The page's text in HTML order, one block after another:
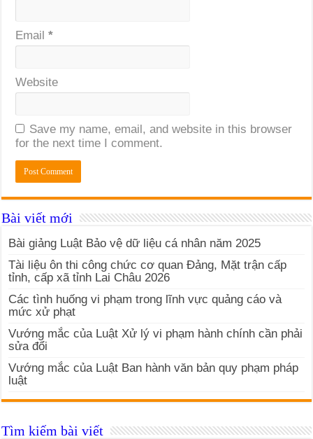
Email*
Website
Save my name, email, and website in this browser
for the next time I comment.
Bài viết mới
Bài giảng Luật Bảo vệ dữ liệu cá nhân năm 2025
Tài liệu ôn thi công chức cơ quan Đảng, Mặt trận cấp
tỉnh, cấp xã tỉnh Lai Châu 2026
Các tình huống vi phạm trong lĩnh vực quảng cáo và
mức xử phạt
Vướng mắc của Luật Xử lý vi phạm hành chính cần phải
sửa đổi
Vướng mắc của Luật Ban hành văn bản quy phạm pháp
luật
Tìm kiếm bài viết